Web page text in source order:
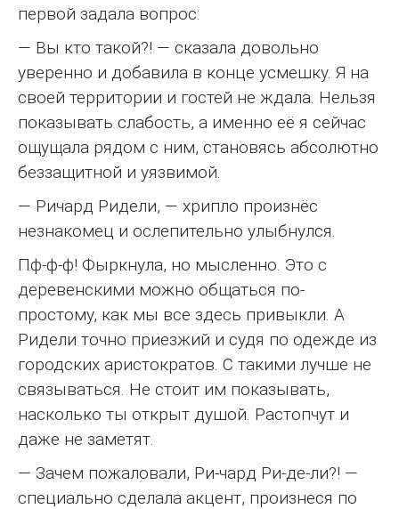
первой задала вопрос:
— Вы кто такой?! — сказала довольно
уверенно и добавила в конце усмешку. Я на
своей территории и гостей не ждала. Нельзя
показывать слабость, а именно её я сейчас
ощущала рядом с ним, становясь абсолютно
беззащитной и уязвимой.
— Ричард Ридели, — хрипло произнёс
незнакомец и ослепительно улыбнулся.
Пф-ф-ф! Фыркнула, но мысленно. Это с
деревенскими можно общаться по-
простому, как мы все здесь привыкли. А
Ридели точно приезжий и судя по одежде из
городских аристократов. С такими лучше не
связываться. Не стоит им показывать,
насколько ты открыт душой. Растопчут и
даже не заметят.
— Зачем пожаловали, Ри-чард Ри-де-ли?! —
специально сделала акцент, произнеся по